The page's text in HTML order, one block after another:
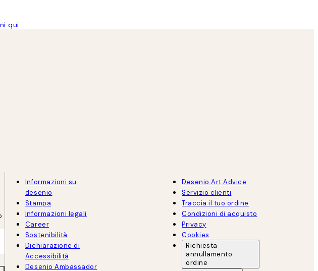
qui
Informazioni su
desenio
Stampa
Informazioni legali
Career
Sostenibilità
Dichiarazione di
Accessibilità
Desenio Ambassador
Desenio Art Advice
Servizio clienti
Traccia il tuo ordine
Condizioni di acquisto
Privacy
Cookies
Richiesta
annullamento
ordine